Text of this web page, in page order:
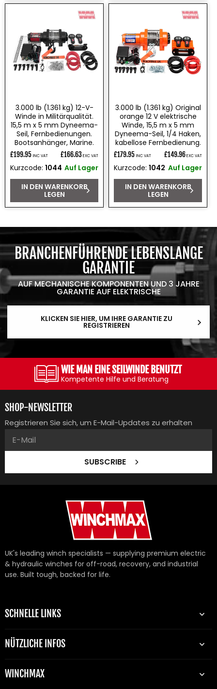
3.000 lb (1.361 kg) 12-V-
Winde in Militärqualität.
15,5 m x 5 mm Dyneema-
Seil, Fernbedienungen.
Bootsanhänger, Marine.
Normaler
Preis
£199.95 INC VAT £166.63 EXC VAT
Kurzcode: 1044 Auf Lager
IN DEN WARENKORB
LEGEN
3.000 lb (1.361 kg) Original
orange 12 V elektrische
Winde, 15,5 m x 5 mm
Dyneema-Seil, 1/4 Haken,
kabellose Fernbedienung.
Normaler
Preis
£179.95 INC VAT £149.96 EXC VAT
Kurzcode: 1042 Auf Lager
IN DEN WARENKORB
LEGEN
BRANCHENFÜHRENDE LEBENSLANGE
GARANTIE
AUF MECHANISCHE KOMPONENTEN UND 3 JAHRE
GARANTIE AUF ELEKTRISCHE
KLICKEN SIE HIER, UM IHRE GARANTIE ZU
REGISTRIEREN
WIE MAN EINE SEILWINDE BENUTZT
Kompetente Hilfe und Beratung
SHOP-NEWSLETTER
Registrieren Sie sich, um E-Mail-Updates zu erhalten
SUBSCRIBE
UK's leading winch specialists — supplying premium electric
& hydraulic winches for off-road, recovery, and industrial
use. Built tough, backed for life.
SCHNELLE LINKS
NÜTZLICHE INFOS
WINCHMAX